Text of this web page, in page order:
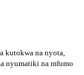
kutokwa na nyota,
nyumatiki na mfumo